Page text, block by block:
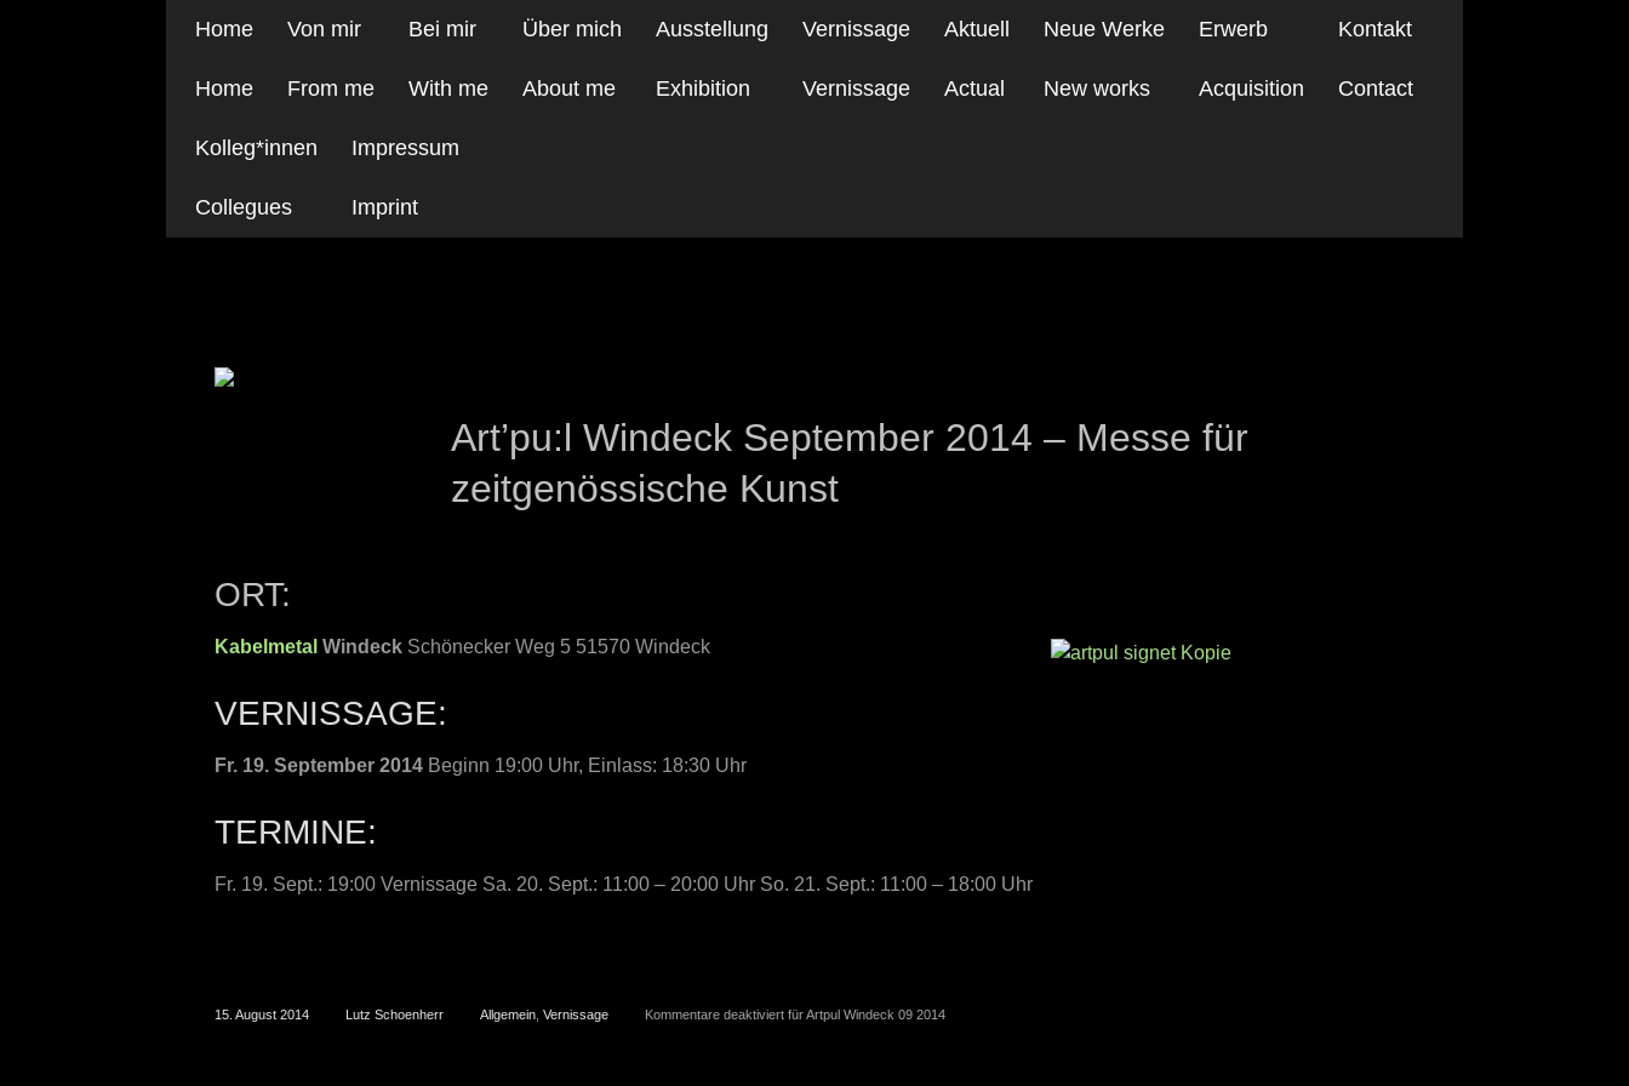
Home
Home
Von mir
From me
Bei mir
With me
Über mich
About me
Ausstellung
Exhibition
Vernissage
Vernissage
Aktuell
Actual
Neue Werke
New works
Erwerb
Acquisition
Kontakt
Contact
Kolleg*innen
Collegues
Impressum
Imprint
Art’pu:l Windeck September 2014 – Messe für
zeitgenössische Kunst
ORT:
Kabelmetal Windeck Schönecker Weg 5 51570 Windeck
VERNISSAGE:
Fr. 19. September 2014 Beginn 19:00 Uhr, Einlass: 18:30 Uhr
TERMINE:
Fr. 19. Sept.: 19:00 Vernissage Sa. 20. Sept.: 11:00 – 20:00 Uhr So. 21. Sept.: 11:00 – 18:00 Uhr
15. August 2014 Lutz Schoenherr Allgemein Vernissage Kommentare deaktiviert für Artpul Windeck 09 2014